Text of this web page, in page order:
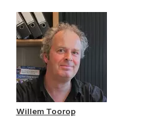
Willem Toorop